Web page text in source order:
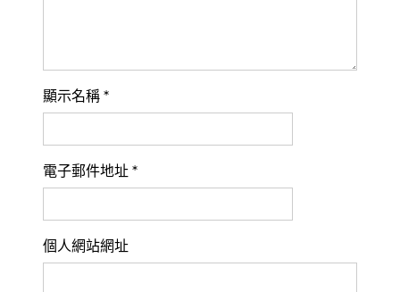
顯示名稱 *
電子郵件地址 *
個人網站網址